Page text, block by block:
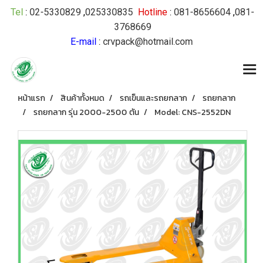
Tel : 02-5330829 ,025330835 Hotline : 081-8656604 ,081-
3768669
E-mail: crvpack@hotmail.com
หน้าแรก สินค้าทั้งหมด รถเข็นและรถยกลาก
รถยกลาก
รถยกลาก รุ่น 2000-2500 ตัน
Model: CNS-2552DN